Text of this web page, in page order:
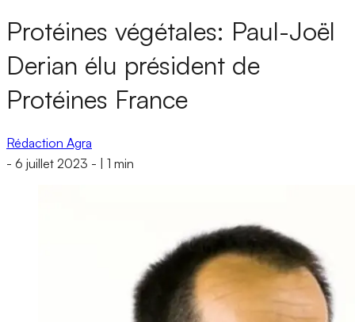
Protéines végétales: Paul-Joël
Derian élu président de
Protéines France
Rédaction Agra
- 6 juillet 2023 - 1 min